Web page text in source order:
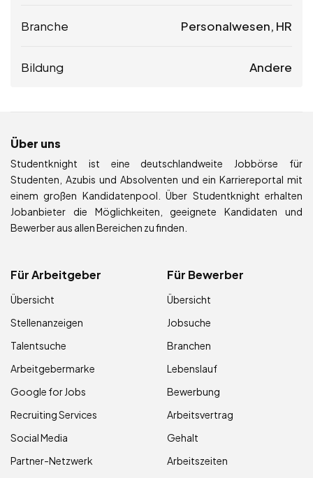
Branche Personalwesen, HR
Bildung Andere
Über uns
Studentknight ist eine deutschlandweite Jobbörse für
Studenten, Azubis und Absolventen und ein Karriereportal mit
einem großen Kandidatenpool. Über Studentknight erhalten
Jobanbieter die Möglichkeiten, geeignete Kandidaten und
Bewerber aus allen Bereichen zu finden.
Für Arbeitgeber
Übersicht
Stellenanzeigen
Talentsuche
Arbeitgebermarke
Google for Jobs
Recruiting Services
Social Media
Partner-Netzwerk
Für Bewerber
Übersicht
Jobsuche
Branchen
Lebenslauf
Bewerbung
Arbeitsvertrag
Gehalt
Arbeitszeiten